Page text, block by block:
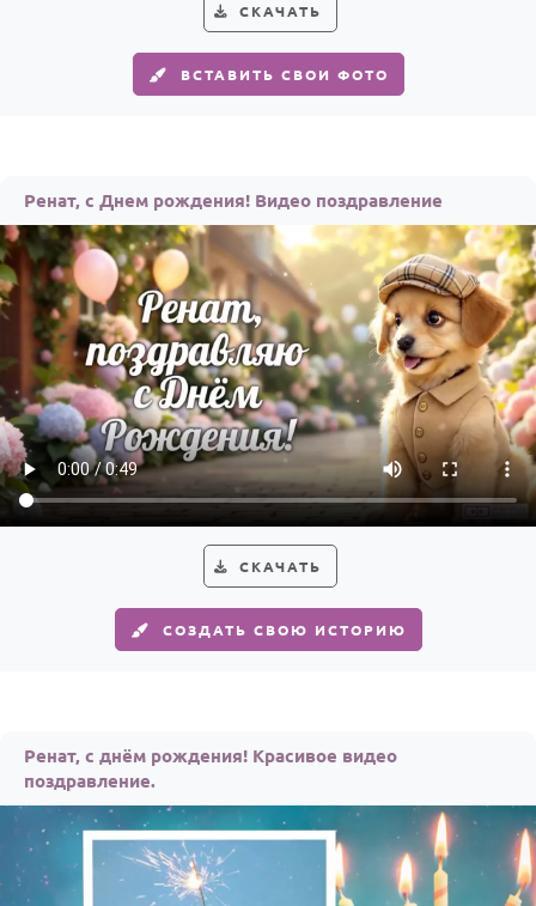
Женщине
Мужчине
Детям
Все родственники
ПЕРСОНАЛЬНЫЕ
Пожелания
По именам
По годам
СКАЧАТЬ
ВСТАВИТЬ СВОИ ФОТО
Ренат, с Днем рождения! Видео поздравление
СКАЧАТЬ
СОЗДАТЬ СВОЮ ИСТОРИЮ
Ренат, с днём рождения! Красивое видео
поздравление.